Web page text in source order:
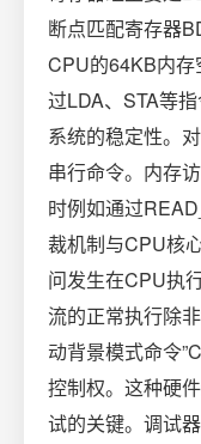
断点匹配寄存器
CPU的64KB内
过LDA、STA等
系统的稳定性。
串行命令。内存
时例如通过
裁机制与CPU核
问发生在CPU执
流的正常执行除
动背景模式命令
控制权。这种硬
试的关键。调试